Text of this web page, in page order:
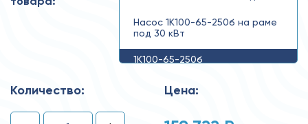
Насос 1К100-65-250б на раме
под 30 кВт
1К100-65-250б
Количество: Цена: